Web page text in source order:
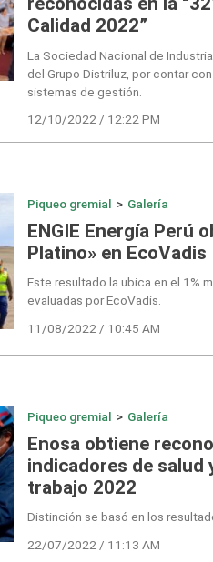
Calidad 2022”
La Sociedad Nacional de
del Grupo Distriluz, por contar
sistemas de gestión.
12/10/2022 / 12:22 PM
Piqueo gremial > Galería
ENGIE Energía Perú
Platino» en EcoVadis
Este resultado la ubica en el 1%
evaluadas por EcoVadis.
11/08/2022 / 10:45 AM
Piqueo gremial > Galería
Enosa obtiene
indicadores de salud
trabajo 2022
Distinción se basó en los
22/07/2022 / 11:13 AM